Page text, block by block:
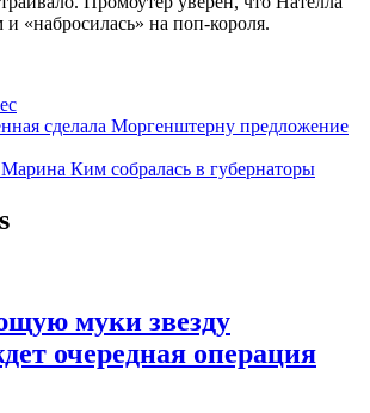
«набросилась» на поп-короля.
сделала Моргенштерну предложение
Ким собралась в губернаторы
муки звезду
очередная операция